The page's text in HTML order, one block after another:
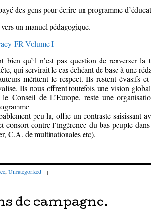
des gens pour écrire un programme
un manuel pédagogique.
FR-Volume I
bien qu’il n’est pas question de renverser
qui servirait le cas échéant de base à une
méritent le respect. Ils restent évasifs
Ils nous offrent toutefois une vision
Conseil de L’Europe, reste une
peu lu, offre un contraste saisissant
consort contre l’ingérence du bas peuple
C.A. de multinationales etc).
, Uncategorized |
de campagne.